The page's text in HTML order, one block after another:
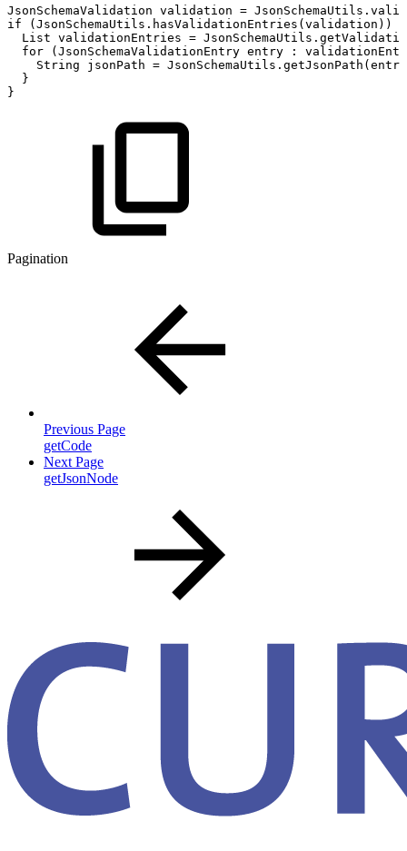
JsonSchemaValidation validation = JsonSchemaUtils .
if
( JsonSchemaUtils . hasValidationEntries ( validation ) )
List validationEntries = JsonSchemaUtils .
for
( JsonSchemaValidationEntry entry :
String
jsonPath = JsonSchemaUtils . getJsonPath ( entry
}
}
Pagination
Previous Page
getCode
Next Page
getJsonNode